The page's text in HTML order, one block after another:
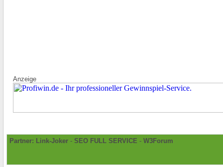
Anzeige
Partner: Link-Joker - SEO FULL SERVICE - W3Forum